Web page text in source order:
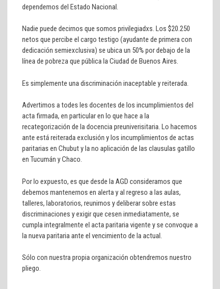
dependemos del Estado Nacional.
Nadie puede decirnos que somos privilegiadxs. Los $20.250
netos que percibe el cargo testigo (ayudante de primera con
dedicación semiexclusiva) se ubica un 50% por debajo de la
línea de pobreza que pública la Ciudad de Buenos Aires.
Es simplemente una discriminación inaceptable y reiterada.
Advertimos a todes les docentes de los incumplimientos del
acta firmada, en particular en lo que hace a la
recategorización de la docencia preuniverisitaria. Lo hacemos
ante está reiterada exclusión y los incumplimientos de actas
paritarias en Chubut y la no aplicación de las clausulas gatillo
en Tucumán y Chaco.
Por lo expuesto, es que desde la AGD consideramos que
debemos mantenernos en alerta y al regreso a las aulas,
talleres, laboratorios, reunirnos y deliberar sobre estas
discriminaciones y exigir que cesen inmediatamente, se
cumpla integralmente el acta paritaria vigente y se convoque a
la nueva paritaria ante el vencimiento de la actual.
Sólo con nuestra propia organización obtendremos nuestro
pliego.